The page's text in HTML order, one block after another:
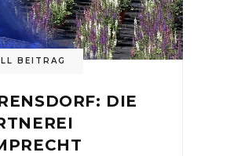
BEITRAG
DIE